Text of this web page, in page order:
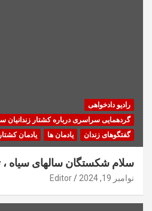
رادیو دادخواهی
گردهمایی سراسری درباره کشتار زندانیان
گفتگوهای زندان
یادمان ها یادمان
سلام شکستگان سالهای سیاه ،
نوامبر 19, 2024 Editor